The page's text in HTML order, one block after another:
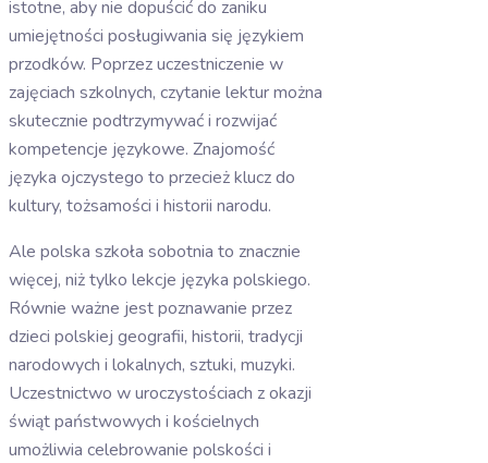
istotne, aby nie dopuścić do zaniku
umiejętności posługiwania się językiem
przodków. Poprzez uczestniczenie w
zajęciach szkolnych, czytanie lektur można
skutecznie podtrzymywać i rozwijać
kompetencje językowe. Znajomość
języka ojczystego to przecież klucz do
kultury, tożsamości i historii narodu.
Ale polska szkoła sobotnia to znacznie
więcej, niż tylko lekcje języka polskiego.
Równie ważne jest poznawanie przez
dzieci polskiej geografii, historii, tradycji
narodowych i lokalnych, sztuki, muzyki.
Uczestnictwo w uroczystościach z okazji
świąt państwowych i kościelnych
umożliwia celebrowanie polskości i